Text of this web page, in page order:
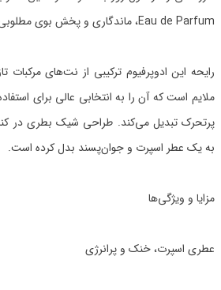
Eau de Parfum، ماندگاری و پخش بوی مطلوبی را ارائه می‌دهد.
رایحه این ادوپرفیوم ترکیبی از نت‌های
ملایم است که آن را به انتخابی عالی برای
پرتحرک تبدیل می‌کند. طراحی شیک بطری در
به یک عطر اسپرت و جوان‌پسند بدل کرده است.
مزایا و ویژگی‌ها
عطری اسپرت، خنک و پرانرژی